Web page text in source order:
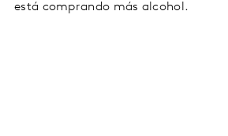
está comprando más alcohol.